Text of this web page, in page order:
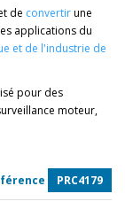
de convertirune
applications du
et de l'industrie de
pour des
moteur,
PRC4179